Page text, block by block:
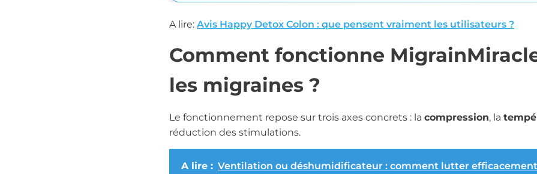
A lire: Avis Happy Detox Colon : que pensent vraiment les utilisateurs ?
Comment fonctionne
les migraines ?
Le fonctionnement repose sur trois axes concrets : la compression, la
réduction des stimulations.
A lire : Ventilation ou déshumidificateur : comment lutter